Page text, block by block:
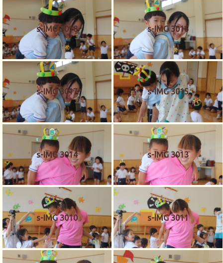
s-IMG 3018 s-IMG 3016
s-IMG 3017 s-IMG 3015
s-IMG 3014 s-IMG 3013
s-IMG 3010 s-IMG 3011